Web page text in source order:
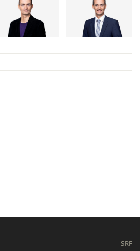
SRF